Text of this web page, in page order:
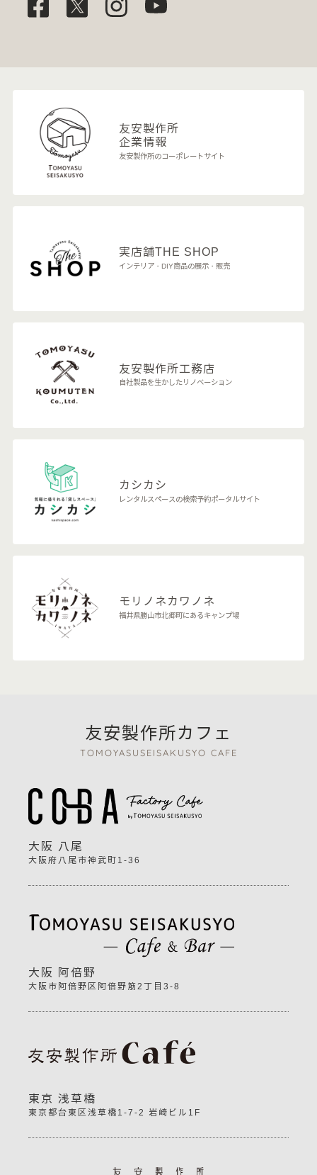
友安製作所
企業情報
友安製作所のコーポレートサイト
実店舗THE SHOP
インテリア・DIY商品の展示・販売
友安製作所工務店
自社製品を生かしたリノベーション
カシカシ
レンタルスペースの検索予約ポータルサイト
モリノネカワノネ
福井県勝山市北郷町にあるキャンプ場
友安製作所カフェ
TOMOYASUSEISAKUSYO CAFE
大阪 八尾
大阪府八尾市神武町1-36
大阪 阿倍野
大阪市阿倍野区阿倍野筋2丁目3-8
東京 浅草橋
東京都台東区浅草橋1-7-2 岩崎ビル1F